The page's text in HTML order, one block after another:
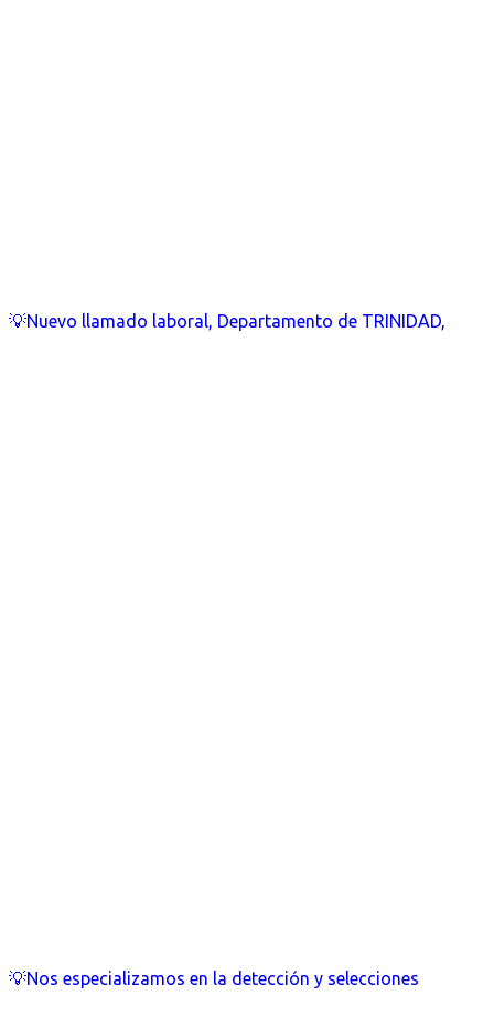
💡Nuevo llamado laboral, Departamento de TRINIDAD,
💡Nos especializamos en la detección y selecciones